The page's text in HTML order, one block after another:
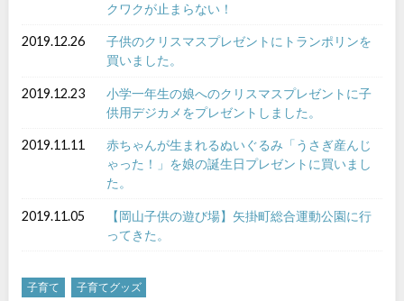
クワクが止まらない！
2019.12.26
子供のクリスマスプレゼントにトランポリンを
買いました。
2019.12.23
小学一年生の娘へのクリスマスプレゼントに子
供用デジカメをプレゼントしました。
2019.11.11
赤ちゃんが生まれるぬいぐるみ「うさぎ産んじ
ゃった！」を娘の誕生日プレゼントに買いまし
た。
2019.11.05
【岡山子供の遊び場】矢掛町総合運動公園に行
ってきた。
子育て 子育てグッズ